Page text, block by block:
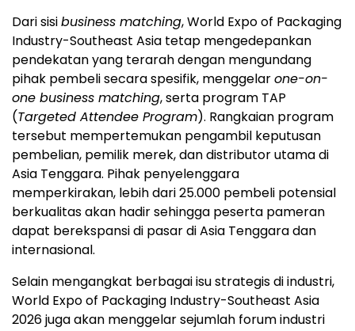
Dari sisibusiness matching, World Expo of Packaging
Industry-Southeast Asia tetap mengedepankan
pendekatan yang terarah dengan mengundang
pihak pembeli secara spesifik, menggelarone-on-
one business matching, serta program TAP
(Targeted Attendee Program). Rangkaian program
tersebut mempertemukan pengambil keputusan
pembelian, pemilik merek, dan distributor utama di
Asia Tenggara. Pihak penyelenggara
memperkirakan, lebih dari 25.000 pembeli potensial
berkualitas akan hadir sehingga peserta pameran
dapat berekspansi di pasar di Asia Tenggara dan
internasional.
Selain mengangkat berbagai isu strategis di industri,
World Expo of Packaging Industry-Southeast Asia
2026 juga akan menggelar sejumlah forum industri